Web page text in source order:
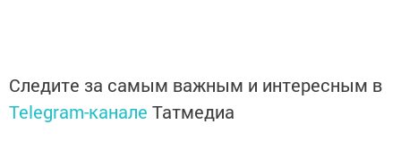
Следите за самым важным и интересным в
Telegram-канале Татмедиа